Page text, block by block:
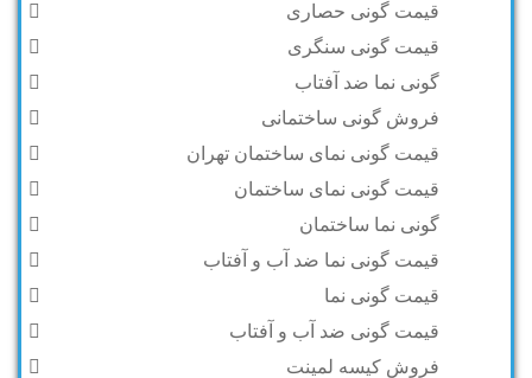
قیمت گونی حصاری
قیمت گونی سنگری
گونی نما ضد آفتاب
فروش گونی ساختمانی
قیمت گونی نمای ساختمان تهران
قیمت گونی نمای ساختمان
گونی نما ساختمان
قیمت گونی نما ضد آب و آفتاب
قیمت گونی نما
قیمت گونی ضد آب و آفتاب
فروش کیسه لمینت